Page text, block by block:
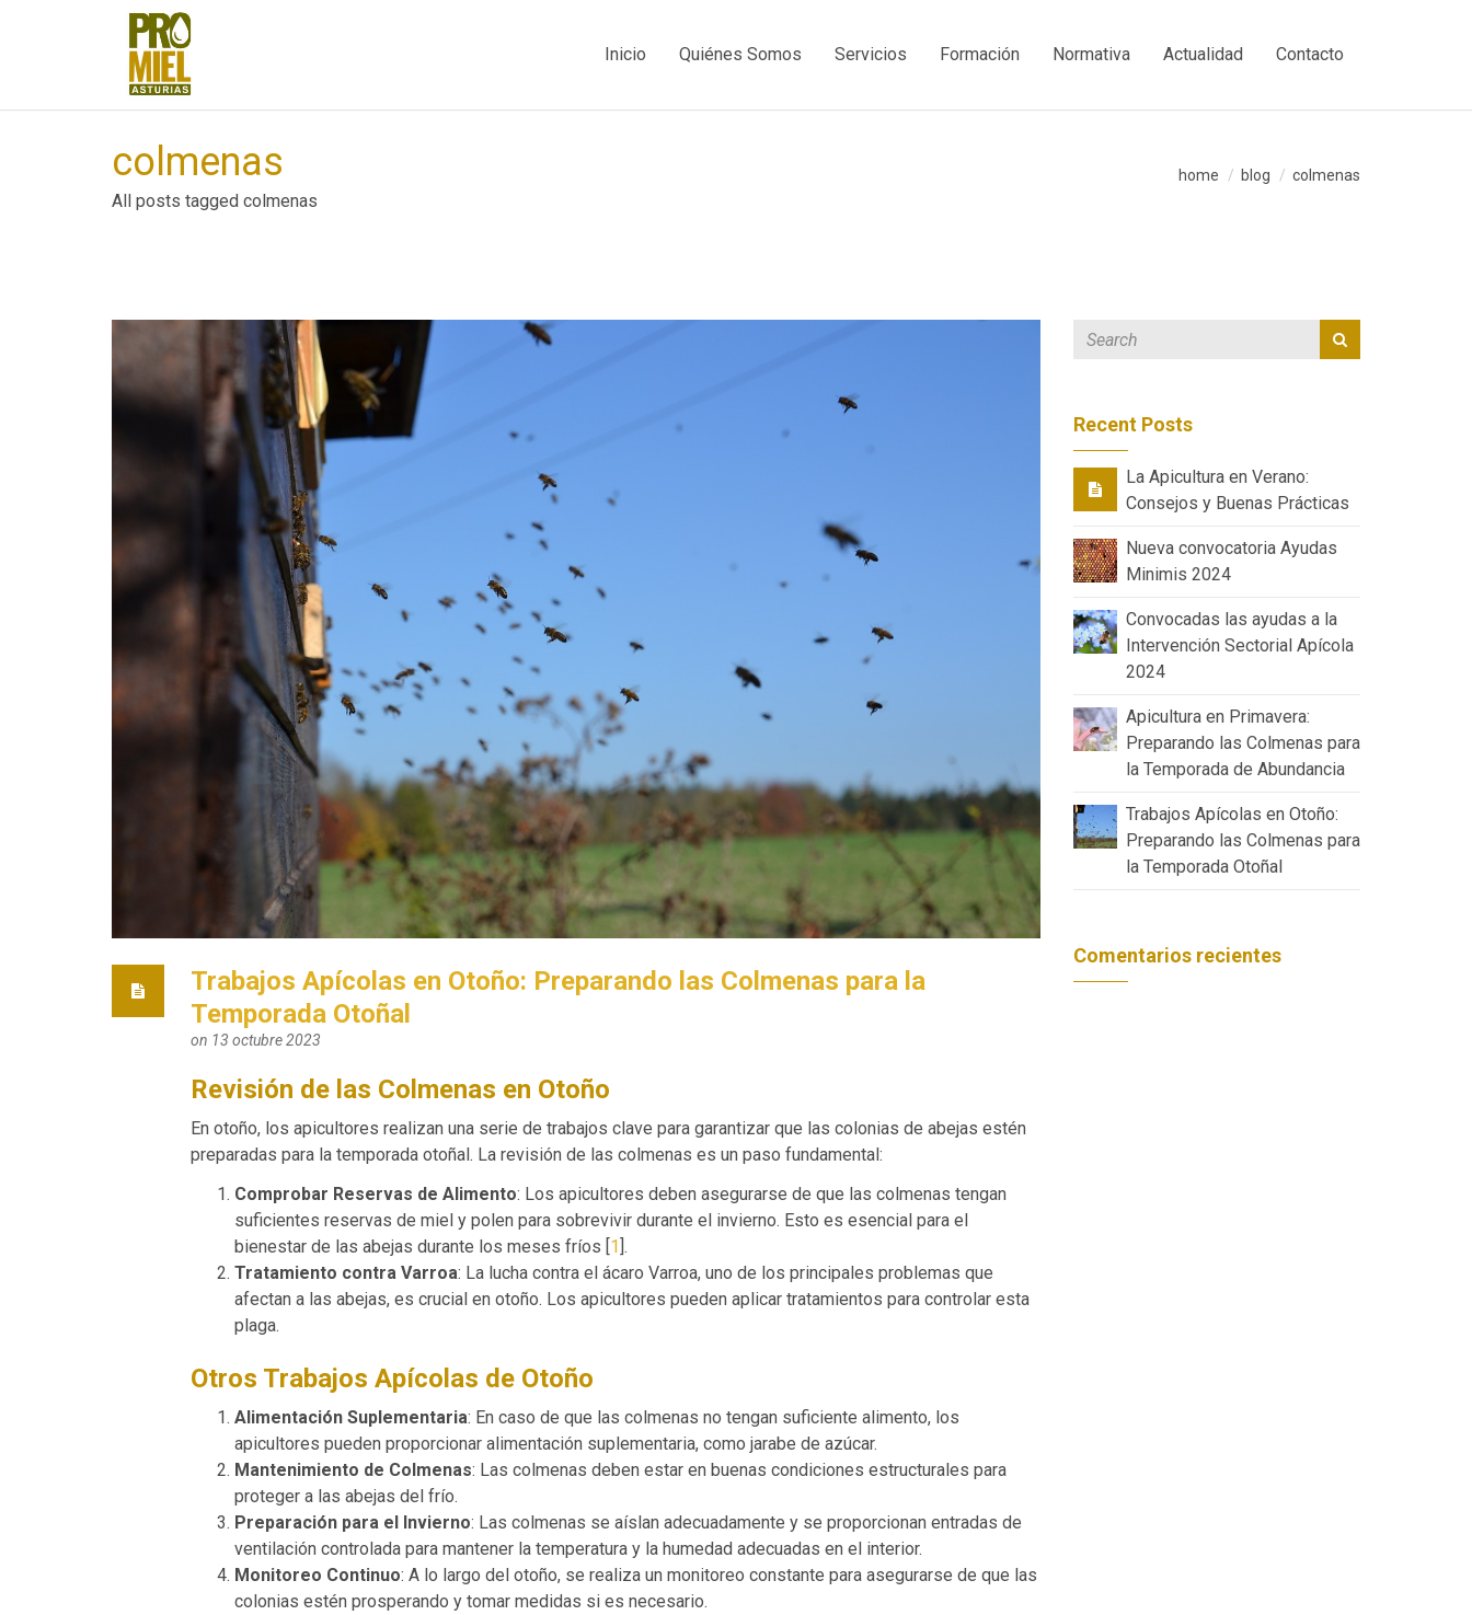
Inicio Quiénes Somos Servicios Formación Normativa Actualidad Contacto
colmenas
All posts tagged colmenas
home blog colmenas
Trabajos Apícolas en Otoño: Preparando las Colmenas para la
Temporada Otoñal
on 13 octubre 2023
Revisión de las Colmenas en Otoño
En otoño, los apicultores realizan una serie de trabajos clave para garantizar que las colonias de abejas estén
preparadas para la temporada otoñal. La revisión de las colmenas es un paso fundamental:
Comprobar Reservas de Alimento: Los apicultores deben asegurarse de que las colmenas tengan
suficientes reservas de miel y polen para sobrevivir durante el invierno. Esto es esencial para el
bienestar de las abejas durante los meses fríos [1].
Tratamiento contra Varroa: La lucha contra el ácaro Varroa, uno de los principales problemas que
afectan a las abejas, es crucial en otoño. Los apicultores pueden aplicar tratamientos para controlar esta
plaga.
Otros Trabajos Apícolas de Otoño
Alimentación Suplementaria: En caso de que las colmenas no tengan suficiente alimento, los
apicultores pueden proporcionar alimentación suplementaria, como jarabe de azúcar.
Mantenimiento de Colmenas: Las colmenas deben estar en buenas condiciones estructurales para
proteger a las abejas del frío.
Preparación para el Invierno: Las colmenas se aíslan adecuadamente y se proporcionan entradas de
ventilación controlada para mantener la temperatura y la humedad adecuadas en el interior.
Monitoreo Continuo: A lo largo del otoño, se realiza un monitoreo constante para asegurarse de que las
colonias estén prosperando y tomar medidas si es necesario.
Recent Posts
La Apicultura en Verano:
Consejos y Buenas Prácticas
Nueva convocatoria Ayudas
Minimis 2024
Convocadas las ayudas a la
Intervención Sectorial Apícola
2024
Apicultura en Primavera:
Preparando las Colmenas para
la Temporada de Abundancia
Trabajos Apícolas en Otoño:
Preparando las Colmenas para
la Temporada Otoñal
Comentarios recientes